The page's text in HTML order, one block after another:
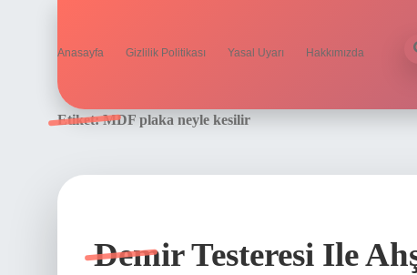
Anasayfa Gizlilik Politikası Yasal Uyarı Hakkımızda
Etiket:MDF plaka neyle kesilir
Demir Testeresi Ile